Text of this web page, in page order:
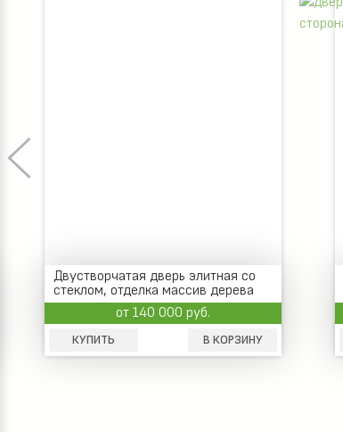
Двустворчатая дверь элитная со
стеклом, отделка массив дерева
от 140 000 руб.
КУПИТЬ В КОРЗИНУ